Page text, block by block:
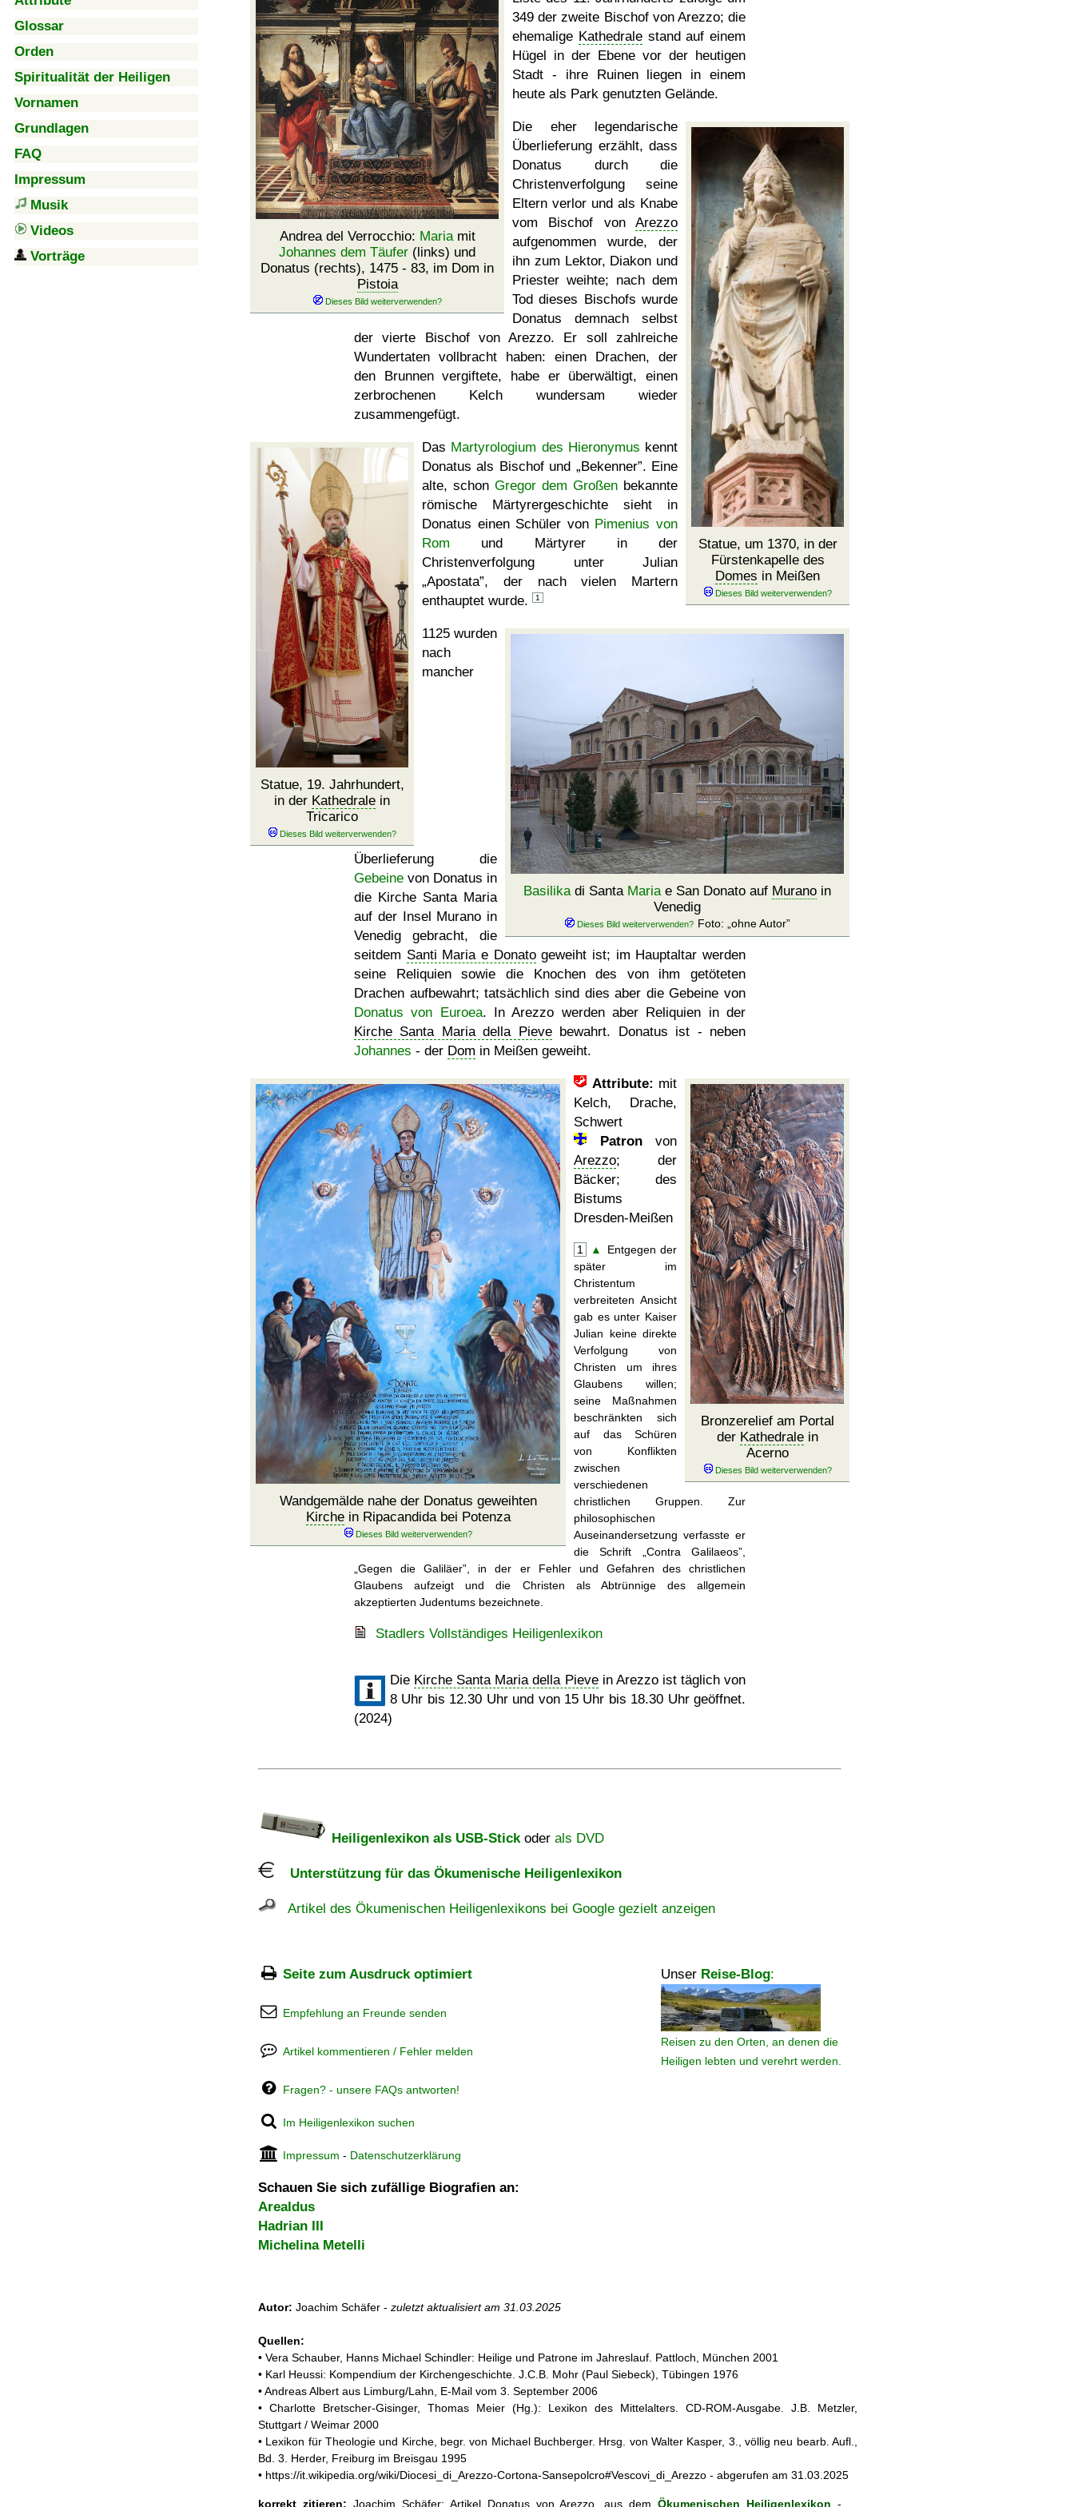
Glossar
Orden
Spiritualität der Heiligen
Vornamen
Grundlagen
FAQ
Impressum
Musik
Videos
Vorträge
Andrea del Verrocchio: Mariamit
Johannes dem Täufer (links) und
Donatus (rechts), 1475 - 83, im Dom in
Pistoia
349 der zweite Bischof von Arezzo; die
ehemalige Kathedralestand auf einem
Hügel in der Ebene vor der heutigen
Stadt - ihre Ruinen liegen in einem
heute als Park genutzten Gelände.
Statue, um 1370, in der
Fürstenkapelle des
Domes in Meißen
Die eher legendarische
Überlieferung erzählt, dass
Donatus durch die
Christenverfolgung seine
Eltern verlor und als Knabe
vom Bischof von Arezzo
aufgenommen wurde, der
ihn zum Lektor, Diakon und
Priester weihte; nach dem
Tod dieses Bischofs wurde
Donatus demnach selbst
der vierte Bischof von Arezzo. Er soll zahlreiche
Wundertaten vollbracht haben: einen Drachen, der
den Brunnen vergiftete, habe er überwältigt, einen
zerbrochenen Kelch wundersam wieder
zusammengefügt.
Statue, 19. Jahrhundert,
in der Kathedrale in
Tricarico
Das Martyrologium des Hieronymus kennt
Donatus als Bischof und
Bekenner . Eine
alte, schon Gregor dem Großen bekannte
römische Märtyrergeschichte sieht in
Donatus einen Schüler von Pimenius von
Rom und Märtyrer in der
Christenverfolgung unter Julian
Apostata , der nach vielen Martern
enthauptet wurde.
1
Basilikadi Santa Mariae San Donato auf Murano in
Venedig
Foto: ohne Autor
1125 wurden
nach
mancher
Überlieferung die
Gebeine von Donatus in
die Kirche Santa Maria
auf der Insel Murano in
Venedig gebracht, die
seitdem Santi Maria e Donatogeweiht ist; im Hauptaltar werden
seine Reliquien sowie die Knochen des von ihm getöteten
Drachen aufbewahrt; tatsächlich sind dies aber die Gebeine von
Donatus von Euroea. In Arezzo werden aber Reliquien in der
Kirche Santa Maria della Pievebewahrt. Donatus ist - neben
Johannes - der Dom in Meißen geweiht.
Wandgemälde nahe der Donatus geweihten
Kirchein Ripacandida bei Potenza
Bronzerelief am Portal
der Kathedralein
Acerno
Attribute: mit
Kelch, Drache,
Schwert
Patronvon
Arezzo; der
Bäcker; des
Bistums
Dresden-Meißen
1 ▲
Entgegen der
später im
Christentum
verbreiteten Ansicht
gab es unter Kaiser
Julian keine direkte
Verfolgung von
Christen um ihres
Glaubens willen;
seine Maßnahmen
beschränkten sich
auf das Schüren
von Konflikten
zwischen
verschiedenen
christlichen Gruppen. Zur
philosophischen
Auseinandersetzung verfasste er
die Schrift
Contra Galilaeos
Gegen die Galiläer
, in der er Fehler und Gefahren des christlichen
Glaubens aufzeigt und die Christen als Abtrünnige des allgemein
akzeptierten Judentums bezeichnete.
Stadlers Vollständiges Heiligenlexikon
Die Kirche Santa Maria della Pievein Arezzo ist täglich von
8 Uhr bis 12.30 Uhr und von 15 Uhr bis 18.30 Uhr geöffnet.
(2024)
Heiligenlexikon als USB-Stickoder als DVD
Unterstützung für das Ökumenische Heiligenlexikon
Artikel des Ökumenischen Heiligenlexikons bei Google gezielt anzeigen
Seite zum Ausdruck optimiert Unser Reise-Blog:
Reisen zu den Orten, an denen die
Heiligen lebten und verehrt werden.
Empfehlung an Freunde senden
Artikel kommentieren / Fehler melden
Fragen? - unsere FAQs antworten!
Im Heiligenlexikon suchen
Impressum - Datenschutzerklärung
Schauen Sie sich zufällige Biografien an:
Arealdus
Hadrian III
Michelina Metelli
Autor: Joachim Schäfer - zuletzt aktualisiert am 31.03.2025
Quellen:
• Vera Schauber, Hanns Michael Schindler: Heilige und Patrone im Jahreslauf. Pattloch, München 2001
• Karl Heussi: Kompendium der Kirchengeschichte. J.C.B. Mohr (Paul Siebeck), Tübingen 1976
• Andreas Albert aus Limburg/Lahn, E-Mail vom 3. September 2006
• Charlotte Bretscher-Gisinger, Thomas Meier (Hg.): Lexikon des Mittelalters. CD-ROM-Ausgabe. J.B. Metzler,
Stuttgart / Weimar 2000
• Lexikon für Theologie und Kirche, begr. von Michael Buchberger. Hrsg. von Walter Kasper, 3., völlig neu bearb. Aufl.,
Bd. 3. Herder, Freiburg im Breisgau 1995
• https://it.wikipedia.org/wiki/Diocesi_di_Arezzo-Cortona-Sansepolcro#Vescovi_di_Arezzo - abgerufen am 31.03.2025
korrekt zitieren: Joachim Schäfer: Artikel Donatus von Arezzo, aus demÖkumenischen Heiligenlexikon -